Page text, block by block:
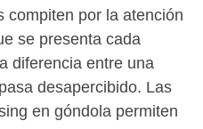
compiten por la atención
se presenta cada
diferencia entre una
desapercibido. Las
en góndola permiten